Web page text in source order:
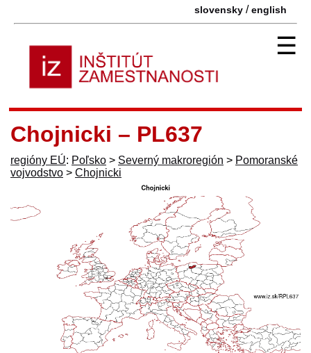
slovensky /english
☰
Chojnicki – PL637
regióny EÚ: Poľsko > Severný makroregión > Pomoranské
vojvodstvo > Chojnicki